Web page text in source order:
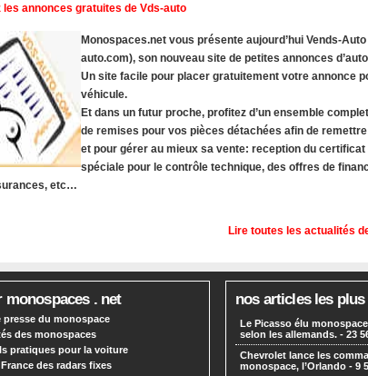
les annonces gratuites de Vds-auto
Monospaces.net vous présente aujourd’hui Vends-
auto.com), son nouveau site de petites annonces
Un site facile pour placer gratuitement votre annonce
véhicule.
Et dans un futur proche, profitez d’un ensemble
de remises pour vos pièces détachées afin de
et pour gérer au mieux sa vente: reception du certificat
spéciale pour le contrôle technique, des offres de
etc…
Lire toutes les actualités
monospaces . net
presse du monospace
des monospaces
pratiques pour la voiture
des radars fixes
nos articles les
Le Picasso élu
selon les allemands. - 23
Chevrolet lance les
monospace, l’Orlando - 9